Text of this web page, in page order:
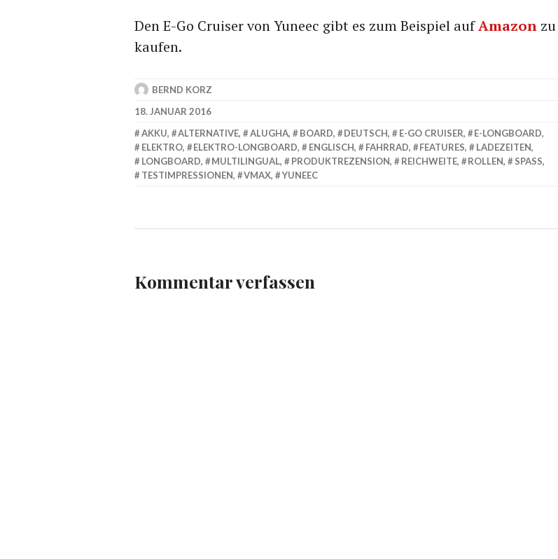
Den E-Go Cruiser von Yuneec gibt es zum Beispiel aufAmazon zu
kaufen.
BERND KORZ
18. JANUAR 2016
AKKU, ALTERNATIVE, ALUGHA, BOARD, DEUTSCH, E-GO CRUISER, E-LONGBOARD,
ELEKTRO, ELEKTRO-LONGBOARD, ENGLISCH, FAHRRAD, FEATURES, LADEZEITEN,
LONGBOARD, MULTILINGUAL, PRODUKTREZENSION, REICHWEITE, ROLLEN, SPASS ,
TESTIMPRESSIONEN, VMAX, YUNEEC
Kommentar verfassen